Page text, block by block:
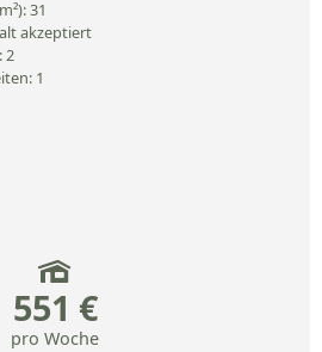
31
akzeptiert
2
1
551 €
pro Woche